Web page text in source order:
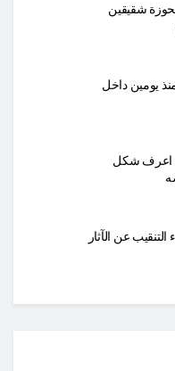
شقيقين
يومين داخل
اعرف شكل
عن الآثار